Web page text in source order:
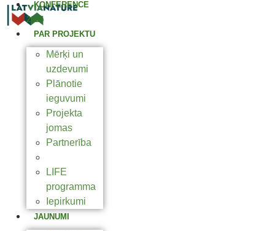
KONFERENCE
2025
PAR PROJEKTU
Mērķi un
uzdevumi
Plānotie
ieguvumi
Projekta
jomas
Partnerība
LIFE
programma
Iepirkumi
JAUNUMI